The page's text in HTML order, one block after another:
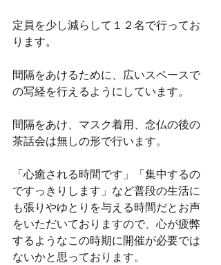
定員を少し減らして１２名で行ってお
ります。
間隔をあけるために、広いスペースで
の写経を行えるようにしています。
間隔をあけ、マスク着用、念仏の後の
茶話会は無しの形で行います。
「心癒される時間です」「集中するの
ですっきりします」など普段の生活に
も張りやゆとりを与える時間だとお声
をいただいておりますので、心が疲弊
するようなこの時期に開催が必要では
ないかと思っております。